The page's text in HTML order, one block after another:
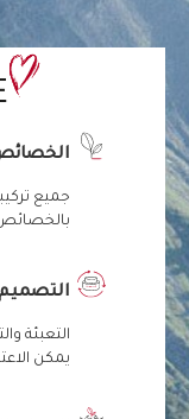
جميع
بالخصائص
التصميم
التعبئة
يمكن